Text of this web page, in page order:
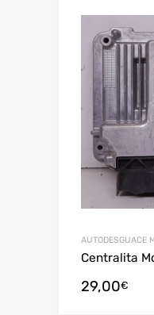
AUTODESGUACE
Centralita
29,00€